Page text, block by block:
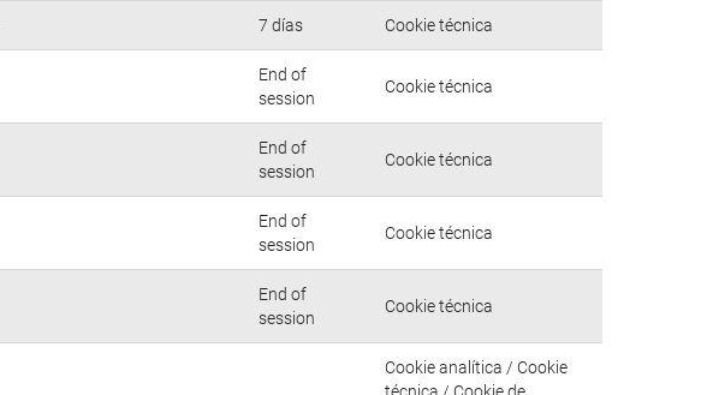
7 días Cookie técnica
End of
session
Cookie técnica
End of
session
Cookie técnica
End of
session
Cookie técnica
End of
session
Cookie técnica
Cookie analítica / Cookie